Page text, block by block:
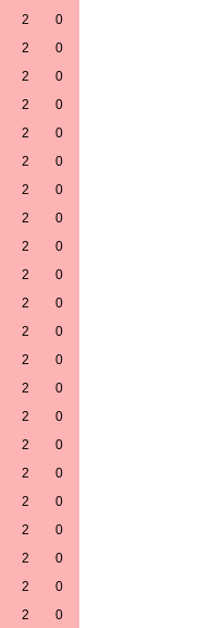
2
0
2
0
2
0
2
0
2
0
2
0
2
0
2
0
2
0
2
0
2
0
2
0
2
0
2
0
2
0
2
0
2
0
2
0
2
0
2
0
2
0
2
0